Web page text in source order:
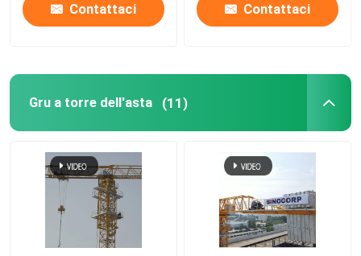
Contattaci Contattaci
Gru a torre dell'asta (11)